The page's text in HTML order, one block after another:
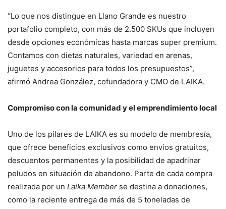
“Lo que nos distingue en Llano Grande es nuestro
portafolio completo, con más de 2.500 SKUs que incluyen
desde opciones económicas hasta marcas super premium.
Contamos con dietas naturales, variedad en arenas,
juguetes y accesorios para todos los presupuestos”,
afirmó Andrea González, cofundadora y CMO de LAIKA.
Compromiso con la comunidad y el emprendimiento local
Uno de los pilares de LAIKA es su modelo de membresía,
que ofrece beneficios exclusivos como envíos gratuitos,
descuentos permanentes y la posibilidad de apadrinar
peludos en situación de abandono. Parte de cada compra
realizada por un Laika Member se destina a donaciones,
como la reciente entrega de más de 5 toneladas de